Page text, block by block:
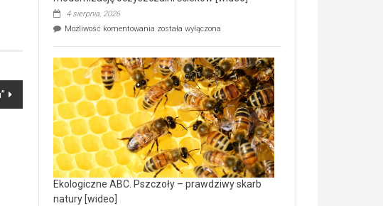
4 sierpnia, 2026
Możliwość komentowania Ekologiczne
Wręczyca
Wielka
z
dofinansowaniem
ponad
15,6
mln
na
modernizację
oczyszczalni
ścieków
[wideo]
została wyłączona
Ekologiczne ABC. Pszczoły – prawdziwy skarb
natury [wideo]